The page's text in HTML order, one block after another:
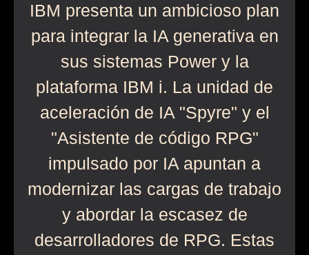
IBM presenta un ambicioso plan
para integrar la IA generativa en
sus sistemas Power y la
plataforma IBM i. La unidad de
aceleración de IA "Spyre" y el
"Asistente de código RPG"
impulsado por IA apuntan a
modernizar las cargas de trabajo
y abordar la escasez de
desarrolladores de RPG. Estas